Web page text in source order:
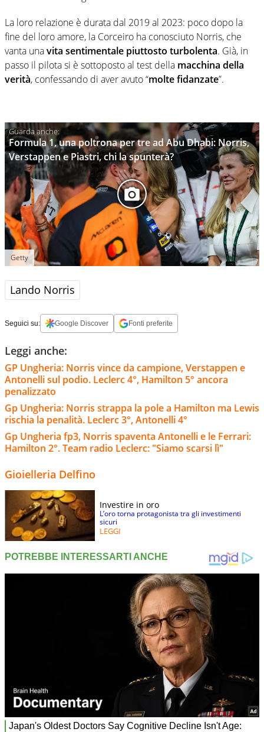
La loro relazione è durata dal 2019 al 2023: poco dopo la
fine del loro amore, la Corceiro ha conosciuto Norris, che
vanta unavita sentimentale piuttosto turbolenta. Già, in
passo il pilota si è sottoposto al test della macchina della
verità, confessando di aver avuto “molte fidanzate”.
Formula 1, una poltrona per tre ad Abu Dhabi: Norris,
Verstappen e Piastri, chi la spunterà?
Getty
Lando Norris
Seguici su: Google Discover Fonti preferite
Leggi anche:
GP Ungheria: Norris vince da campione, Verstappen e
Antonelli sul podio. Leclerc 4°, Hamilton 5° ancora
penalizzato
Gp Ungheria: Norris strappa la pole a Hamilton ma Lewis
rischia la penalità. Leclerc 3°, Antonelli 4°
Gp Ungheria fp3, Norris spaventa Antonelli e le Ferrari:
Hamilton 2°. Team radio Leclerc: "Siamo scarsi lì"
Gioielleria Delfino
Investire in oro
L’oro torna protagonista tra gli investimenti
sicuri
LEGGI